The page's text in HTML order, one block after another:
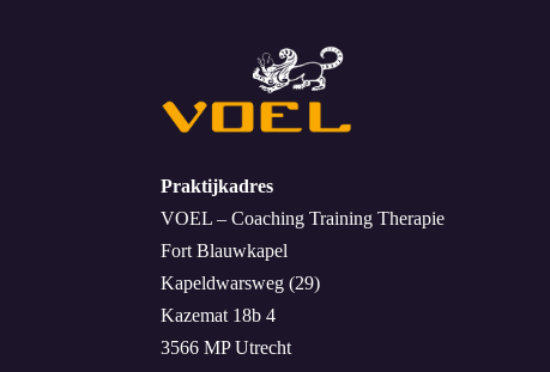
Praktijkadres
VOEL – Coaching Training Therapie
Fort Blauwkapel
Kapeldwarsweg (29)
Kazemat 18b 4
3566 MP Utrecht